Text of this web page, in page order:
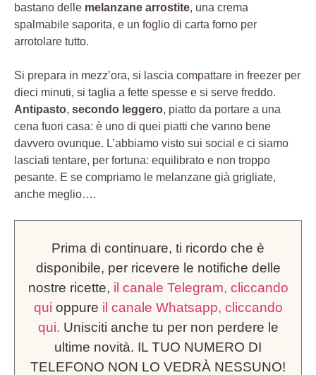
bastano delle melanzane arrostite, una crema
spalmabile saporita, e un foglio di carta forno per
arrotolare tutto.
Si prepara in mezz’ora, si lascia compattare in freezer per
dieci minuti, si taglia a fette spesse e si serve freddo.
Antipasto, secondo leggero, piatto da portare a una
cena fuori casa: è uno di quei piatti che vanno bene
davvero ovunque. L’abbiamo visto sui social e ci siamo
lasciati tentare, per fortuna: equilibrato e non troppo
pesante. E se compriamo le melanzane già grigliate,
anche meglio….
Prima di continuare, ti ricordo che è
disponibile, per ricevere le notifiche delle
nostre ricette, il canale Telegram, cliccando
qui oppure il canale Whatsapp, cliccando
qui. Unisciti anche tu per non perdere le
ultime novità. IL TUO NUMERO DI
TELEFONO NON LO VEDRÀ NESSUNO!